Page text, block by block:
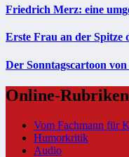
Friedrich Merz: eine
Erste Frau an der Spitze
Der Sonntagscartoon
Online-Rubriken
Vom Fachmann für
Humorkritik
Audio